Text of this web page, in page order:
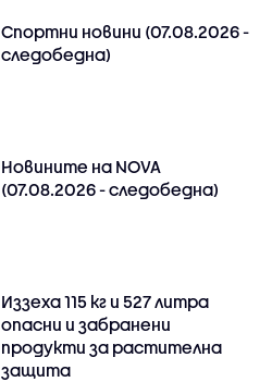
Спортни новини (07.08.2026 -
следобедна)
Новините на NOVA
(07.08.2026 - следобедна)
Иззеха 115 кг и 527 литра
опасни и забранени
продукти за растителна
защита